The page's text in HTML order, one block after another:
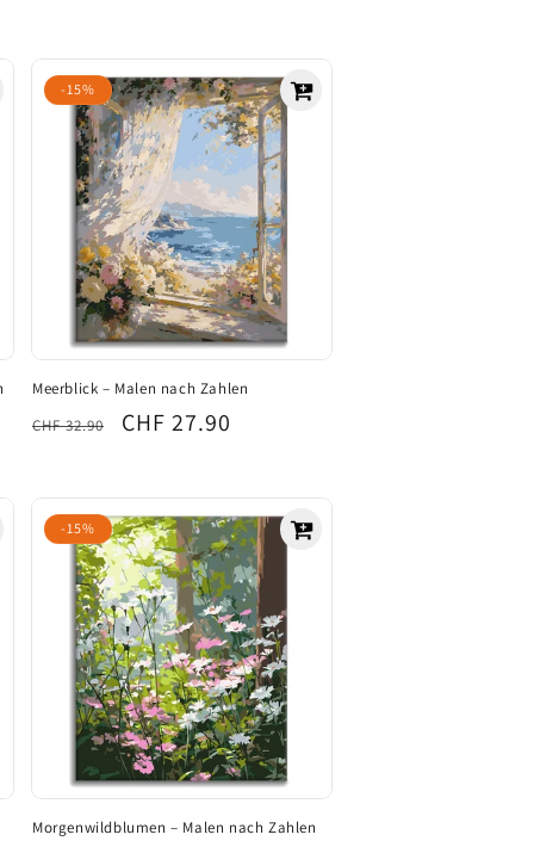
-15%
Meerblick – Malen nach Zahlen
Normaler
CHF 32.90 Verkaufspreis
CHF 27.90
-15%
Morgenwildblumen – Malen nach Zahlen